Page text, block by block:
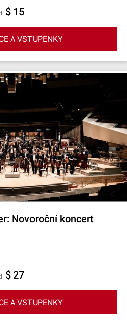
$ 15
A VSTUPENKY
Novoroční koncert
$ 27
A VSTUPENKY